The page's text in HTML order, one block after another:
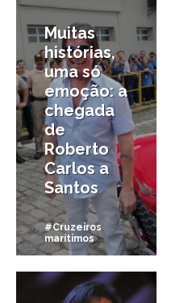
Muitas
histórias,
uma só
emoção: a
chegada
de
Roberto
Carlos a
Santos
#Cruzeiros
marítimos
22/11/2014